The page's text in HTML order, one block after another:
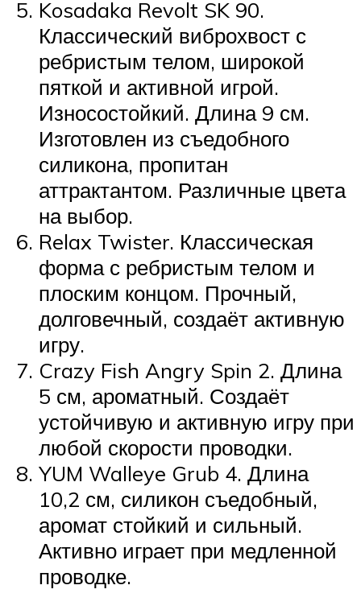
Kosadaka Revolt SK 90.
Классический виброхвост с
ребристым телом, широкой
пяткой и активной игрой.
Износостойкий. Длина 9 см.
Изготовлен из съедобного
силикона, пропитан
аттрактантом. Различные цвета
на выбор.
Relax Twister. Классическая
форма с ребристым телом и
плоским концом. Прочный,
долговечный, создаёт активную
игру.
Crazy Fish Angry Spin 2. Длина
5 см, ароматный. Создаёт
устойчивую и активную игру при
любой скорости проводки.
YUM Walleye Grub 4. Длина
10,2 см, силикон съедобный,
аромат стойкий и сильный.
Активно играет при медленной
проводке.